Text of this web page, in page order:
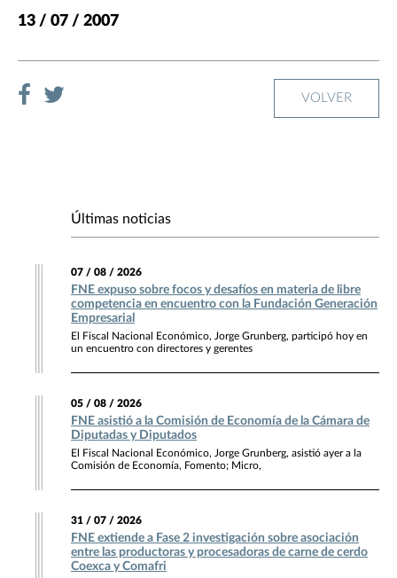
13 / 07 / 2007
VOLVER
Últimas noticias
07 / 08 / 2026
FNE expuso sobre focos y desafíos en materia de libre
competencia en encuentro con la Fundación Generación
Empresarial
El Fiscal Nacional Económico, Jorge Grunberg, participó hoy en
un encuentro con directores y gerentes
05 / 08 / 2026
FNE asistió a la Comisión de Economía de la Cámara de
Diputadas y Diputados
El Fiscal Nacional Económico, Jorge Grunberg, asistió ayer a la
Comisión de Economía, Fomento; Micro,
31 / 07 / 2026
FNE extiende a Fase 2 investigación sobre asociación
entre las productoras y procesadoras de carne de cerdo
Coexca y Comafri